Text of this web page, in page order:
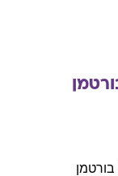
בורטמן